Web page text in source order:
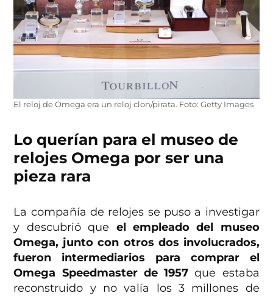
El reloj de Omega era un reloj clon/pirata. Foto: Getty Images
Lo querían para el museo de
relojes Omega por ser una
pieza rara
La compañía de relojes se puso a investigar
y descubrió que el empleado del museo
Omega, junto con otros dos involucrados,
fueron intermediarios para comprar el
Omega Speedmaster de 1957 que estaba
reconstruido y no valía los 3 millones de